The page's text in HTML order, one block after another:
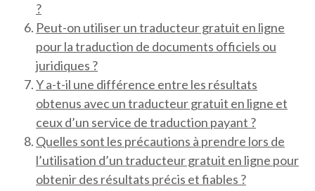
?
Peut-on utiliser un traducteur gratuit en ligne
pour la traduction de documents officiels ou
juridiques ?
Y a-t-il une différence entre les résultats
obtenus avec un traducteur gratuit en ligne et
ceux d’un service de traduction payant ?
Quelles sont les précautions à prendre lors de
l’utilisation d’un traducteur gratuit en ligne pour
obtenir des résultats précis et fiables ?